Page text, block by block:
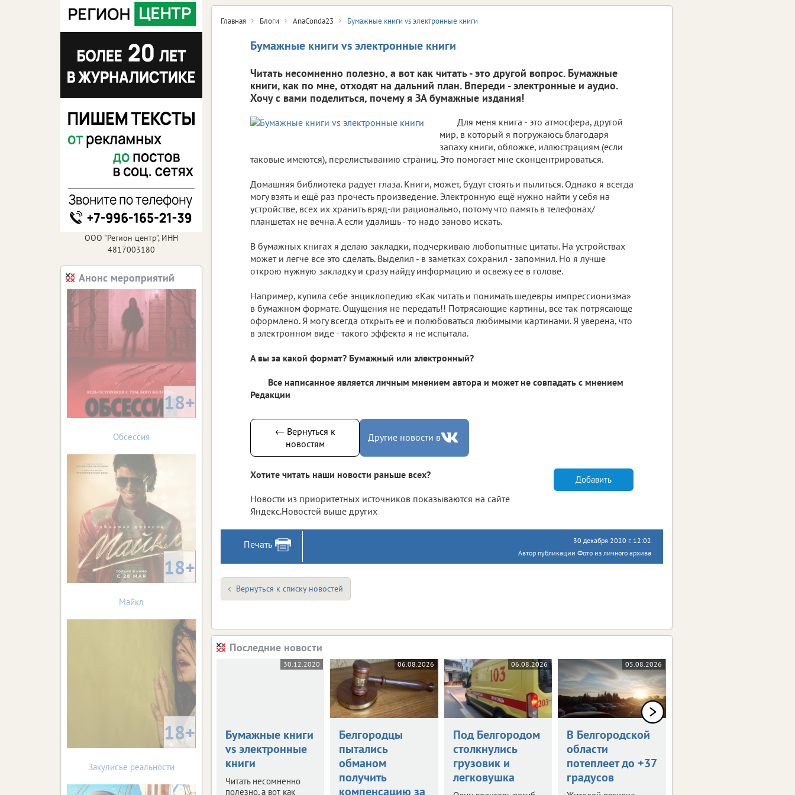
Главная Блоги AnaConda23 Бумажные книги vs электронные книги
Бумажные книги vs электронные книги
Читать несомненно полезно, а вот как читать - это другой вопрос. Бумажные
книги, как по мне, отходят на дальний план. Впереди - электронные и аудио.
Хочу с вами поделиться, почему я ЗА бумажные издания!
Для меня книга - это атмосфера, другой
мир, в который я погружаюсь благодаря
запаху книги, обложке, иллюстрациям (если
таковые имеются), перелистыванию страниц. Это помогает мне сконцентрироваться.
Домашняя библиотека радует глаза. Книги, может, будут стоять и пылиться. Однако я всегда
могу взять и ещё раз прочесть произведение. Электронную ещё нужно найти у себя на
устройстве, всех их хранить вряд-ли рационально, потому что память в телефонах/
планшетах не вечна. А если удалишь - то надо заново искать.
В бумажных книгах я делаю закладки, подчеркиваю любопытные цитаты. На устройствах
может и легче все это сделать. Выделил - в заметках сохранил - запомнил. Но я лучше
открою нужную закладку и сразу найду информацию и освежу ее в голове.
Например, купила себе энциклопедию «Как читать и понимать шедевры импрессионизма»
в бумажном формате. Ощущения не передать!! Потрясающие картины, все так потрясающе
оформлено. Я могу всегда открыть ее и полюбоваться любимыми картинами. Я уверена, что
в электронном виде - такого эффекта я не испытала.
А вы за какой формат? Бумажный или электронный?
Все написанное является личным мнением автора и может не совпадать с мнением
Редакции
← Вернуться к
новостям
Другие новости в
Хотите читать наши новости раньше всех?
Новости из приоритетных источников показываются на сайте
Яндекс.Новостей выше других
Добавить
Печать
30 декабря 2020 г. 12:02
Автор публикации Фото из личного архива
Вернуться к списку новостей
Последние новости
30.12.2020
Бумажные книги
vs электронные
книги
Читать несомненно
полезно, а вот как
06.08.2026
Белгородцы
пытались
обманом
получить
компенсацию за
06.08.2026
Под Белгородом
столкнулись
грузовик и
легковушка
05.08.2026
В Белгородской
области
потеплеет до +37
градусов
ООО "Регион центр", ИНН
4817003180
Анонс мероприятий
18+
Обсессия
18+
Майкл
18+
Закулисье реальности